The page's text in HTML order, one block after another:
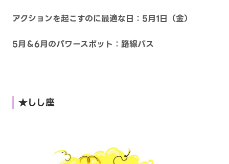
アクションを起こすのに最適な日：5月1日（金）
5月＆6月のパワースポット：路線バス
★しし座